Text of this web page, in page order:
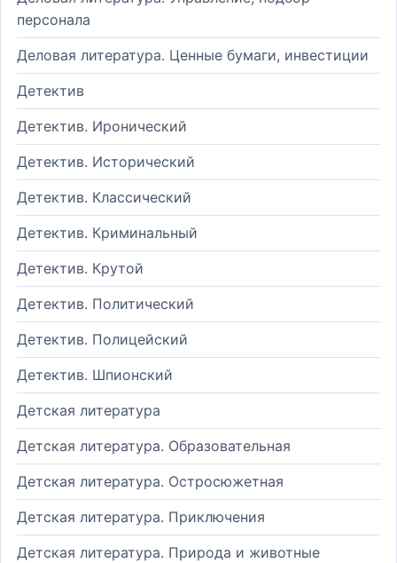
персонала
Деловая литература. Ценные бумаги, инвестиции
Детектив
Детектив. Иронический
Детектив. Исторический
Детектив. Классический
Детектив. Криминальный
Детектив. Крутой
Детектив. Политический
Детектив. Полицейский
Детектив. Шпионский
Детская литература
Детская литература. Образовательная
Детская литература. Остросюжетная
Детская литература. Приключения
Детская литература. Природа и животные